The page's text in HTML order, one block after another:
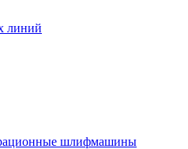
линий
шлифмашины